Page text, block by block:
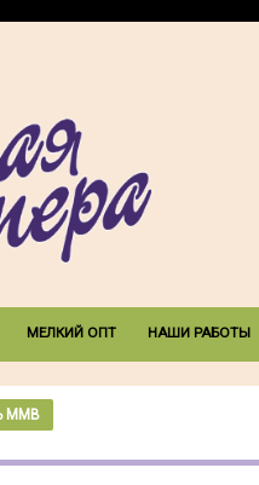
МЕЛКИЙ ОПТ НАШИ РАБОТЫ
MMB